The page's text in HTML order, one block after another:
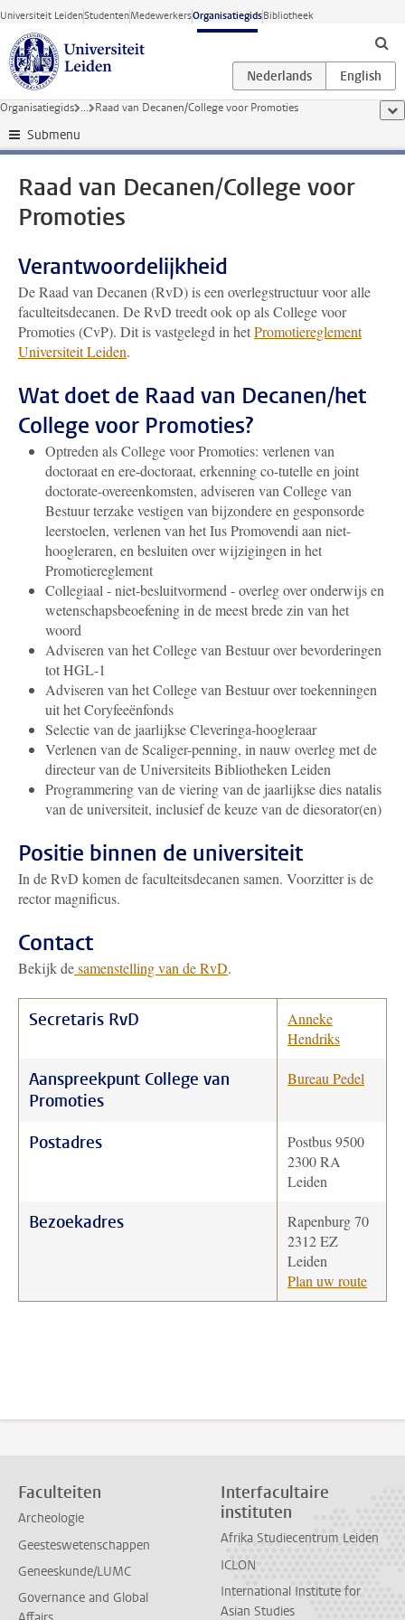
Ga direct naar de inhoud
Universiteit LeidenStudentenMedewerkersOrganisatiegidsBibliotheek
Organisatiegids ... Raad van Decanen/College voor Promoties
Submenu
Raad van Decanen/College voor
Promoties
Verantwoordelijkheid
De Raad van Decanen (RvD) is een overlegstructuur voor alle
faculteitsdecanen. De RvD treedt ook op als College voor
Promoties (CvP). Dit is vastgelegd in hetPromotiereglement
Universiteit Leiden.
Wat doet de Raad van Decanen/het
College voor Promoties?
Optreden als College voor Promoties: verlenen van
doctoraat en ere-doctoraat, erkenning co-tutelle en joint
doctorate-overeenkomsten, adviseren van College van
Bestuur terzake vestigen van bijzondere en gesponsorde
leerstoelen, verlenen van het Ius Promovendi aan niet-
hoogleraren, en besluiten over wijzigingen in het
Promotiereglement
Collegiaal - niet-besluitvormend - overleg over onderwijs en
wetenschapsbeoefening in de meest brede zin van het
woord
Adviseren van het College van Bestuur over bevorderingen
tot HGL-1
Adviseren van het College van Bestuur over toekenningen
uit het Coryfeeënfonds
Selectie van de jaarlijkse Cleveringa-hoogleraar
Verlenen van de Scaliger-penning, in nauw overleg met de
directeur van de Universiteits Bibliotheken Leiden
Programmering van de viering van de jaarlijkse dies natalis
van de universiteit, inclusief de keuze van de diesorator(en)
Positie binnen de universiteit
In de RvD komen de faculteitsdecanen samen. Voorzitter is de
rector magnificus.
Contact
Bekijk desamenstelling van de RvD.
Secretaris RvD
Anneke
Hendriks
Aanspreekpunt College van
Promoties
Bureau Pedel
Postadres
Postbus 9500
2300 RA
Leiden
Bezoekadres
Rapenburg 70
2312 EZ
Leiden
Plan uw route
Faculteiten
Archeologie
Geesteswetenschappen
Geneeskunde/LUMC
Governance and Global
Interfacultaire
instituten
Afrika Studiecentrum Leiden
ICLON
International Institute for
Asian Studies